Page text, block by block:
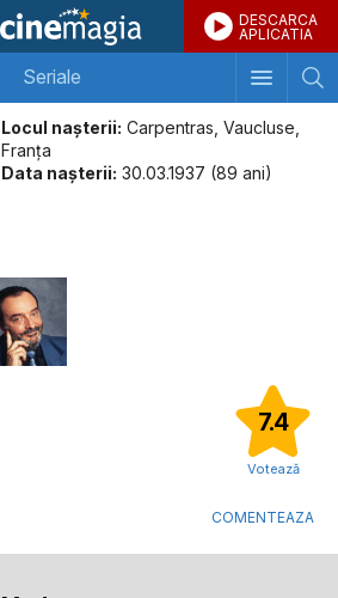
DESCARCA
APLICATIA
Seriale
Locul naşterii: Carpentras, Vaucluse,
Franţa
Data naşterii: 30.03.1937 (89 ani)
7.4
Votează
COMENTEAZA